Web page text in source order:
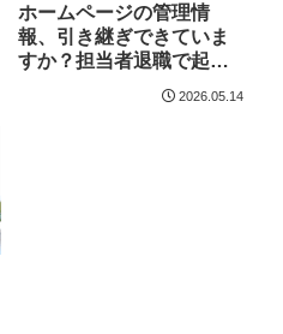
ホームページの管理情
報、引き継ぎできていま
すか？担当者退職で起き
るトラブルと防ぎ方
2026.05.14